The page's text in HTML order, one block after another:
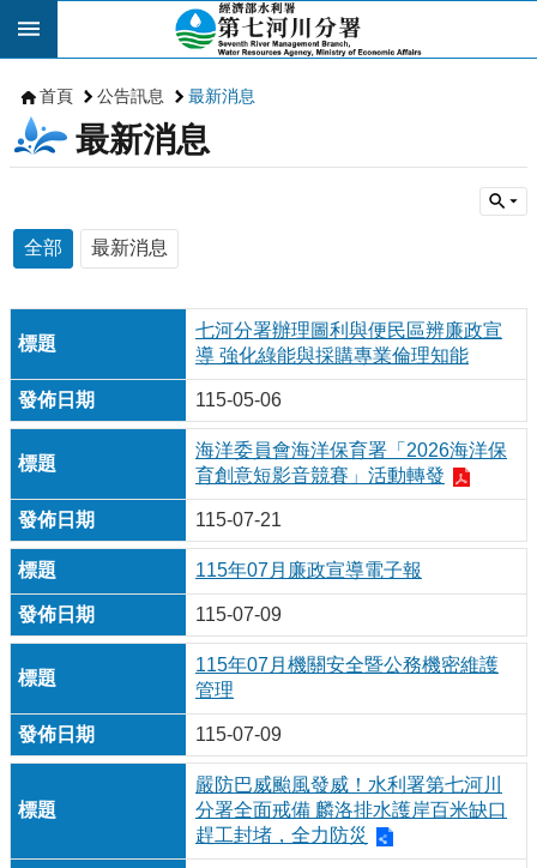
跳到主要內容區塊
首頁 公告訊息 最新消息
最新消息
全部 最新消息
七河分署辦理圖利與便民區辨廉政宣
導 強化綠能與採購專業倫理知能
115-05-06
海洋委員會海洋保育署「2026海洋保
育創意短影音競賽」活動轉發
115-07-21
115年07月廉政宣導電子報
115-07-09
115年07月機關安全暨公務機密維護
管理
115-07-09
嚴防巴威颱風發威！水利署第七河川
分署全面戒備 麟洛排水護岸百米缺口
趕工封堵，全力防災